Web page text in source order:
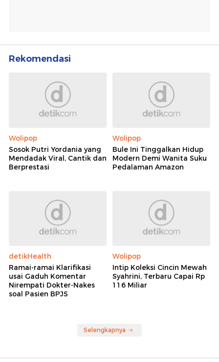
Rekomendasi
Wolipop
Sosok Putri Yordania yang
Mendadak Viral, Cantik dan
Berprestasi
Wolipop
Bule Ini Tinggalkan Hidup
Modern Demi Wanita Suku
Pedalaman Amazon
detikHealth
Ramai-ramai Klarifikasi
usai Gaduh Komentar
Nirempati Dokter-Nakes
soal Pasien BPJS
Wolipop
Intip Koleksi Cincin Mewah
Syahrini, Terbaru Capai Rp
116 Miliar
Selengkapnya